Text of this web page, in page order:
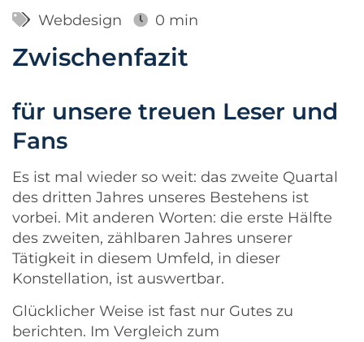
Webdesign 0 min
Zwischenfazit
für unsere treuen Leser und
Fans
Es ist mal wieder so weit: das zweite Quartal
des dritten Jahres unseres Bestehens ist
vorbei. Mit anderen Worten: die erste Hälfte
des zweiten, zählbaren Jahres unserer
Tätigkeit in diesem Umfeld, in dieser
Konstellation, ist auswertbar.
Glücklicher Weise ist fast nur Gutes zu
berichten. Im Vergleich zum